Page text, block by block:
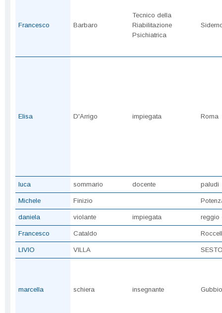
Francesco Barbaro
Tecnico della
Riabilitazione
Psichiatrica
Elisa D'Arrigo impiegata Roma
luca sommario docente paludi
Michele Finizio
daniela violante impiegata reggio
Francesco Cataldo
LIVIO VILLA
marcella schiera insegnante Gubbio